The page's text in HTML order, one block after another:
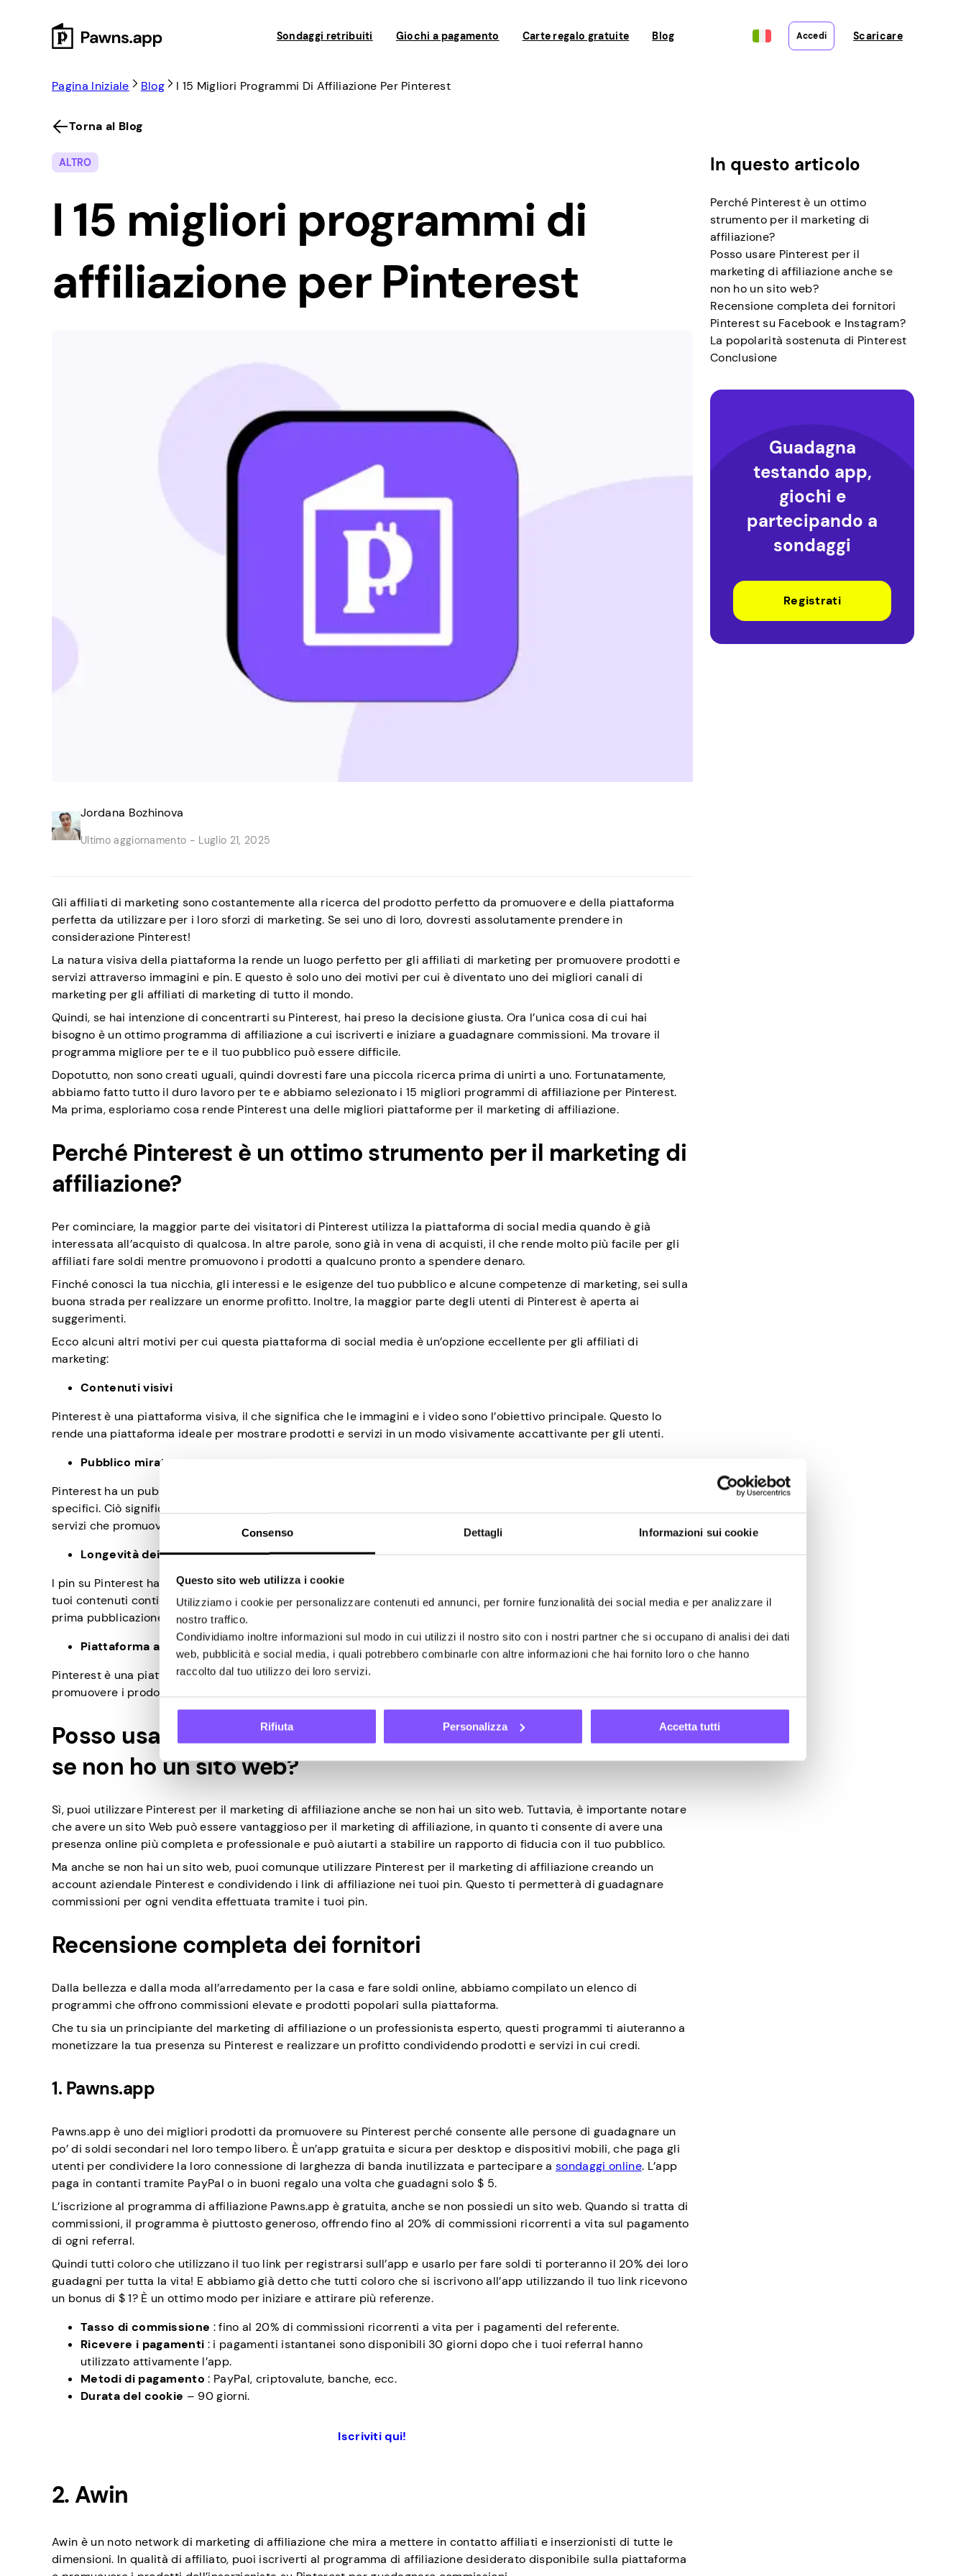
Consenso Dettagli Informazioni sui cookie
Questo sito web utilizza i cookie
Utilizziamo i cookie per personalizzare contenuti ed annunci, per fornire funzionalità dei social media e per analizzare il
nostro traffico.
Condividiamo inoltre informazioni sul modo in cui utilizzi il nostro sito con i nostri partner che si occupano di analisi dei dati
web, pubblicità e social media, i quali potrebbero combinarle con altre informazioni che hai fornito loro o che hanno
raccolto dal tuo utilizzo dei loro servizi.
Rifiuta Personalizza Accetta tutti
Sondaggi retribuiti Giochi a pagamento Carte regalo gratuite Blog Accedi Scaricare
Pagina Iniziale Blog I 15 Migliori Programmi Di Affiliazione Per Pinterest
Torna al Blog
ALTRO
I 15 migliori programmi di
affiliazione per Pinterest
Jordana Bozhinova
Ultimo aggiornamento - Luglio 21, 2025
Gli affiliati di marketing sono costantemente alla ricerca del prodotto perfetto da promuovere e della piattaforma
perfetta da utilizzare per i loro sforzi di marketing. Se sei uno di loro, dovresti assolutamente prendere in
considerazione Pinterest!
La natura visiva della piattaforma la rende un luogo perfetto per gli affiliati di marketing per promuovere prodotti e
servizi attraverso immagini e pin. E questo è solo uno dei motivi per cui è diventato uno dei migliori canali di
marketing per gli affiliati di marketing di tutto il mondo.
Quindi, se hai intenzione di concentrarti su Pinterest, hai preso la decisione giusta. Ora l’unica cosa di cui hai
bisogno è un ottimo programma di affiliazione a cui iscriverti e iniziare a guadagnare commissioni. Ma trovare il
programma migliore per te e il tuo pubblico può essere difficile.
Dopotutto, non sono creati uguali, quindi dovresti fare una piccola ricerca prima di unirti a uno. Fortunatamente,
abbiamo fatto tutto il duro lavoro per te e abbiamo selezionato i 15 migliori programmi di affiliazione per Pinterest.
Ma prima, esploriamo cosa rende Pinterest una delle migliori piattaforme per il marketing di affiliazione.
Perché Pinterest è un ottimo strumento per il marketing di
affiliazione?
Per cominciare, la maggior parte dei visitatori di Pinterest utilizza la piattaforma di social media quando è già
interessata all’acquisto di qualcosa. In altre parole, sono già in vena di acquisti, il che rende molto più facile per gli
affiliati fare soldi mentre promuovono i prodotti a qualcuno pronto a spendere denaro.
Finché conosci la tua nicchia, gli interessi e le esigenze del tuo pubblico e alcune competenze di marketing, sei sulla
buona strada per realizzare un enorme profitto. Inoltre, la maggior parte degli utenti di Pinterest è aperta ai
suggerimenti.
Ecco alcuni altri motivi per cui questa piattaforma di social media è un’opzione eccellente per gli affiliati di
marketing:
Contenuti visivi
Pinterest è una piattaforma visiva, il che significa che le immagini e i video sono l’obiettivo principale. Questo lo
rende una piattaforma ideale per mostrare prodotti e servizi in un modo visivamente accattivante per gli utenti.
Pubblico mirato
Pinterest ha un pubblico altamente mirato, con utenti che cercano attivamente idee e ispirazione su argomenti
specifici. Ciò significa che puoi raggiungere un pubblico altamente coinvolto che è già interessato ai prodotti o
servizi che promuovi.
Longevità dei contenuti
I pin su Pinterest hanno una durata maggiore rispetto ai post su altre piattaforme di social media. Ciò significa che i
tuoi contenuti continueranno a generare traffico e potenziali vendite per settimane, mesi o addirittura anni dopo la
prima pubblicazione.
Piattaforma adatta agli affiliati
Pinterest è una piattaforma adatta agli affiliati con linee guida chiare su come divulgare i link di affiliazione e
promuovere i prodotti in modo trasparente ed etico.
Posso usare Pinterest per il marketing di affiliazione anche
se non ho un sito web?
Sì, puoi utilizzare Pinterest per il marketing di affiliazione anche se non hai un sito web. Tuttavia, è importante notare
che avere un sito Web può essere vantaggioso per il marketing di affiliazione, in quanto ti consente di avere una
presenza online più completa e professionale e può aiutarti a stabilire un rapporto di fiducia con il tuo pubblico.
Ma anche se non hai un sito web, puoi comunque utilizzare Pinterest per il marketing di affiliazione creando un
account aziendale Pinterest e condividendo i link di affiliazione nei tuoi pin. Questo ti permetterà di guadagnare
commissioni per ogni vendita effettuata tramite i tuoi pin.
Recensione completa dei fornitori
Dalla bellezza e dalla moda all’arredamento per la casa e fare soldi online, abbiamo compilato un elenco di
programmi che offrono commissioni elevate e prodotti popolari sulla piattaforma.
Che tu sia un principiante del marketing di affiliazione o un professionista esperto, questi programmi ti aiuteranno a
monetizzare la tua presenza su Pinterest e realizzare un profitto condividendo prodotti e servizi in cui credi.
1. Pawns.app
Pawns.app è uno dei migliori prodotti da promuovere su Pinterest perché consente alle persone di guadagnare un
po’ di soldi secondari nel loro tempo libero. È un’app gratuita e sicura per desktop e dispositivi mobili, che paga gli
utenti per condividere la loro connessione di larghezza di banda inutilizzata e partecipare asondaggi online. L’app
paga in contanti tramite PayPal o in buoni regalo una volta che guadagni solo $ 5.
L’iscrizione al programma di affiliazione Pawns.app è gratuita, anche se non possiedi un sito web. Quando si tratta di
commissioni, il programma è piuttosto generoso, offrendo fino al 20% di commissioni ricorrenti a vita sul pagamento
di ogni referral.
Quindi tutti coloro che utilizzano il tuo link per registrarsi sull’app e usarlo per fare soldi ti porteranno il 20% dei loro
guadagni per tutta la vita! E abbiamo già detto che tutti coloro che si iscrivono all’app utilizzando il tuo link ricevono
un bonus di $ 1? È un ottimo modo per iniziare e attirare più referenze.
Tasso di commissione : fino al 20% di commissioni ricorrenti a vita per i pagamenti del referente.
Ricevere i pagamenti : i pagamenti istantanei sono disponibili 30 giorni dopo che i tuoi referral hanno
utilizzato attivamente l’app.
Metodi di pagamento : PayPal, criptovalute, banche, ecc.
Durata del cookie – 90 giorni.
Iscriviti qui!
2. Awin
Awin è un noto network di marketing di affiliazione che mira a mettere in contatto affiliati e inserzionisti di tutte le
dimensioni. In qualità di affiliato, puoi iscriverti al programma di affiliazione desiderato disponibile sulla piattaforma
In questo articolo
Perché Pinterest è un ottimo
strumento per il marketing di
affiliazione?
Posso usare Pinterest per il
marketing di affiliazione anche se
non ho un sito web?
Recensione completa dei fornitori
Pinterest su Facebook e Instagram?
La popolarità sostenuta di Pinterest
Conclusione
Guadagna
testando app,
giochi e
partecipando a
sondaggi
Registrati